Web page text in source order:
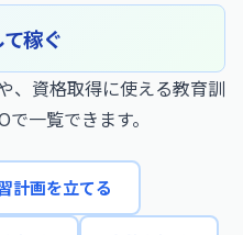
稼ぐ
、資格取得に使える教育訓
一覧できます。
計画を立てる